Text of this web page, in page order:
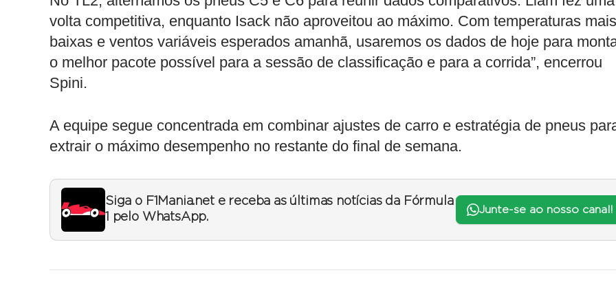
volta competitiva, enquanto Isack não aproveitou ao máximo. Com temperaturas mais
baixas e ventos variáveis esperados amanhã, usaremos os dados de hoje para
o melhor pacote possível para a sessão de classificação e para a corrida”, encerrou
Spini.
A equipe segue concentrada em combinar ajustes de carro e estratégia de pneus
extrair o máximo desempenho no restante do final de semana.
Siga o F1Mania.net e receba as últimas notícias da Fórmula
1 pelo WhatsApp.
Junte-se ao nosso canal!